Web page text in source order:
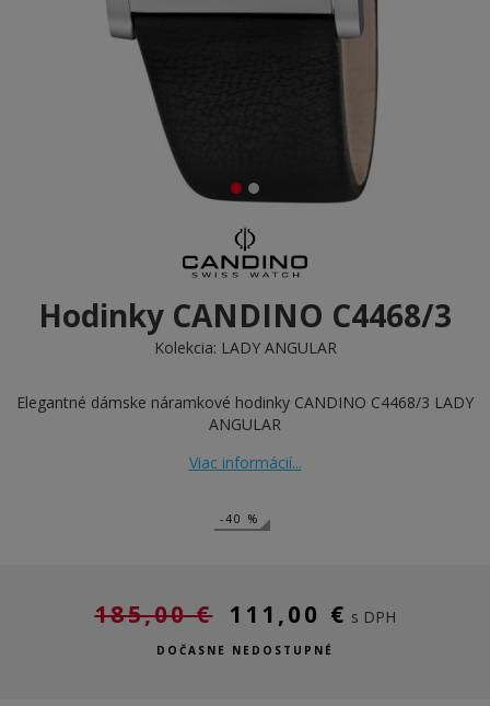
Hodinky CANDINO C4468/3
Kolekcia: LADY ANGULAR
Elegantné dámske náramkové hodinky CANDINO C4468/3 LADY
ANGULAR
Viac informácií...
-40 %
185,00 € 111,00 € s DPH
DOČASNE NEDOSTUPNÉ